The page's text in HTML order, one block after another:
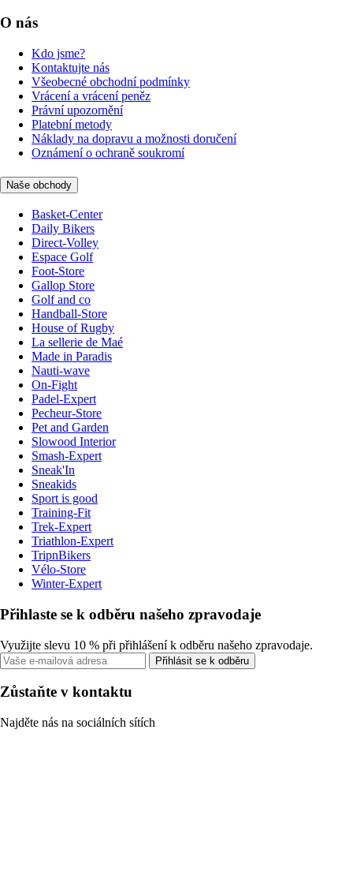
O nás
Kdo jsme?
Kontaktujte nás
Všeobecné obchodní podmínky
Vrácení a vrácení peněz
Právní upozornění
Platební metody
Náklady na dopravu a možnosti doručení
Oznámení o ochraně soukromí
Naše obchody
Basket-Center
Daily Bikers
Direct-Volley
Espace Golf
Foot-Store
Gallop Store
Golf and co
Handball-Store
House of Rugby
La sellerie de Maé
Made in Paradis
Nauti-wave
On-Fight
Padel-Expert
Pecheur-Store
Pet and Garden
Slowood Interior
Smash-Expert
Sneak'In
Sneakids
Sport is good
Training-Fit
Trek-Expert
Triathlon-Expert
TripnBikers
Vélo-Store
Winter-Expert
Přihlaste se k odběru našeho zpravodaje
Využijte slevu 10 % při přihlášení k odběru našeho zpravodaje.
Přihlásit se k odběru
Zůstaňte v kontaktu
Najděte nás na sociálních sítích